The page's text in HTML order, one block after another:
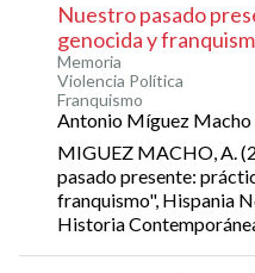
Nuestro pasado
genocida y
Memoria
Violencia Política
Franquismo
Antonio Míguez Macho
MIGUEZ MACHO, A.
pasado presente:
franquismo", Hispania
Historia